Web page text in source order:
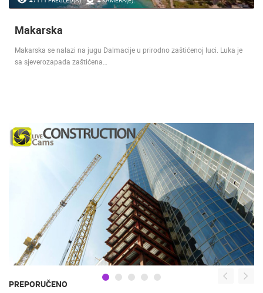
Makarska
Makarska se nalazi na jugu Dalmacije u prirodno zaštićenoj luci. Luka je
sa sjeverozapada zaštićena…
PREPORUČENO